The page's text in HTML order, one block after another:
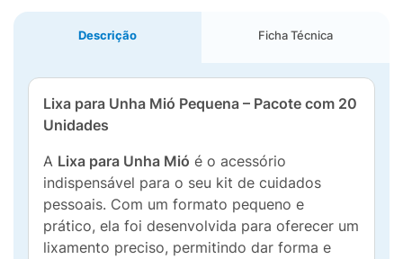
Descrição Ficha Técnica
Lixa para Unha Mió Pequena – Pacote com 20
Unidades
A Lixa para Unha Mió é o acessório
indispensável para o seu kit de cuidados
pessoais. Com um formato pequeno e
prático, ela foi desenvolvida para oferecer um
lixamento preciso, permitindo dar forma e